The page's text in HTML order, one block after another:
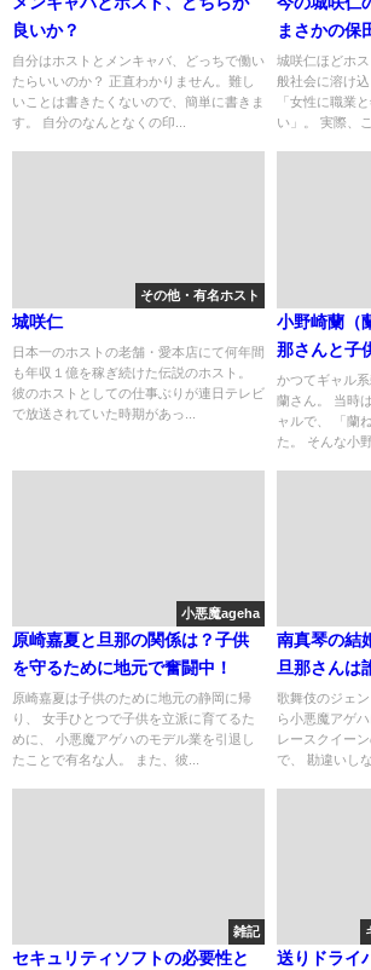
良いか？
自分はホストとメンキャバ、どっちで働い
たらいいのか？ 正直わかりません。難し
いことは書きたくないので、簡単に書きま
す。 自分のなんとなくの印...
まさかの保
ン！
城咲仁ほどホ
般社会に溶け込
「女性に職業
い」。 実際、
その他・有名ホスト
城咲仁
日本一のホストの老舗・愛本店にて何年間
も年収１億を稼ぎ続けた伝説のホスト。
彼のホストとしての仕事ぶりが連日テレビ
で放送されていた時期があっ...
小野崎蘭（
那さんと子
かつてギャル
蘭さん。 当時
ャルで、 「蘭
た。 そんな小
小悪魔ageha
原崎嘉夏と旦那の関係は？子供
を守るために地元で奮闘中！
原崎嘉夏は子供のために地元の静岡に帰
り、 女手ひとつで子供を立派に育てるた
めに、 小悪魔アゲハのモデル業を引退し
たことで有名な人。 また、彼...
南真琴の結
旦那さんは
歌舞伎のジェ
ら小悪魔アゲ
レースクイー
で、 勘違いし
雑記
セキュリティソフトの必要性と
送りドライ